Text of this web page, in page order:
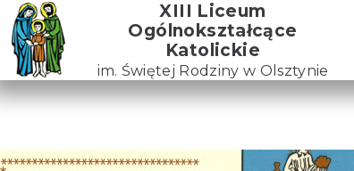
Skip
to
the
content
XIII Liceum
Ogólnokształcące
Katolickie
im. Świętej Rodziny w Olsztynie